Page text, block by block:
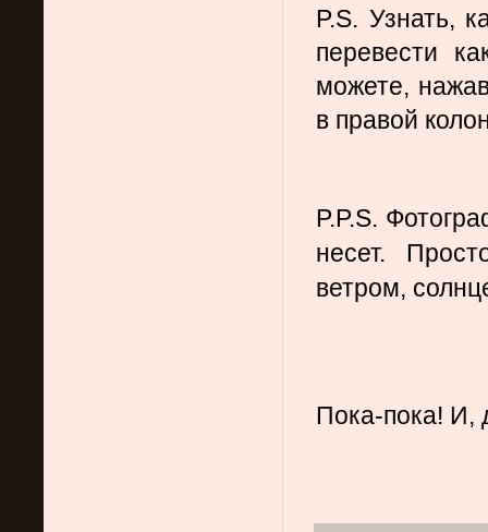
P.S. Узнать,
перевести
можете,
в правой
P.P.S.
несет.
ветром,
Пока-пока! И,